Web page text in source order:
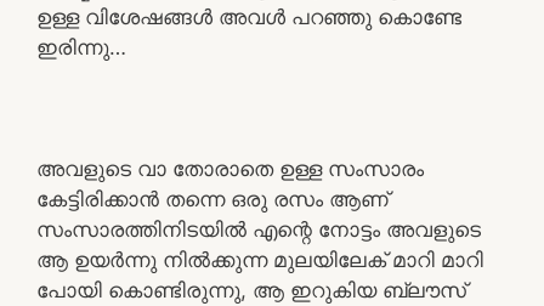
ഉള്ള വിശേഷങ്ങൾ അവൾ പറഞ്ഞു കൊണ്ടേ
ഇരിന്നു…
അവളുടെ വാ തോരാതെ ഉള്ള സംസാരം
കേട്ടിരിക്കാൻ തന്നെ ഒരു രസം ആണ്
സംസാരത്തിനിടയിൽ എന്റെ നോട്ടം അവളുടെ
ആ ഉയർന്നു നിൽക്കുന്ന മുലയിലേക് മാറി മാറി
പോയി കൊണ്ടിരുന്നു, ആ ഇറുകിയ ബ്ലൗസ്